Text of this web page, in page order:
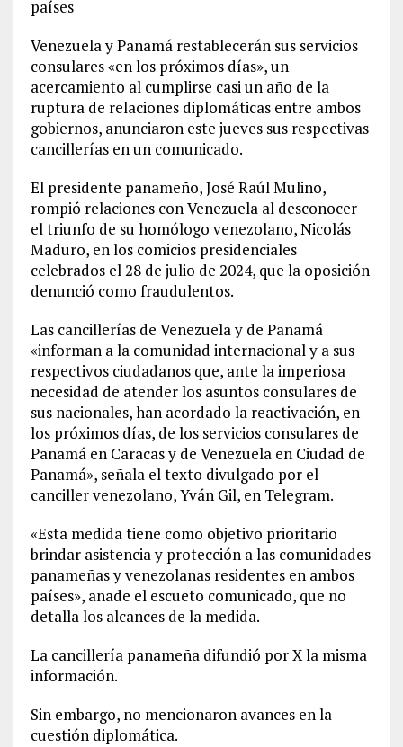
países
Venezuela y Panamá restablecerán sus servicios
consulares «en los próximos días», un
acercamiento al cumplirse casi un año de la
ruptura de relaciones diplomáticas entre ambos
gobiernos, anunciaron este jueves sus respectivas
cancillerías en un comunicado.
El presidente panameño, José Raúl Mulino,
rompió relaciones con Venezuela al desconocer
el triunfo de su homólogo venezolano, Nicolás
Maduro, en los comicios presidenciales
celebrados el 28 de julio de 2024, que la oposición
denunció como fraudulentos.
Las cancillerías de Venezuela y de Panamá
«informan a la comunidad internacional y a sus
respectivos ciudadanos que, ante la imperiosa
necesidad de atender los asuntos consulares de
sus nacionales, han acordado la reactivación, en
los próximos días, de los servicios consulares de
Panamá en Caracas y de Venezuela en Ciudad de
Panamá», señala el texto divulgado por el
canciller venezolano, Yván Gil, en Telegram.
«Esta medida tiene como objetivo prioritario
brindar asistencia y protección a las comunidades
panameñas y venezolanas residentes en ambos
países», añade el escueto comunicado, que no
detalla los alcances de la medida.
La cancillería panameña difundió por X la misma
información.
Sin embargo, no mencionaron avances en la
cuestión diplomática.